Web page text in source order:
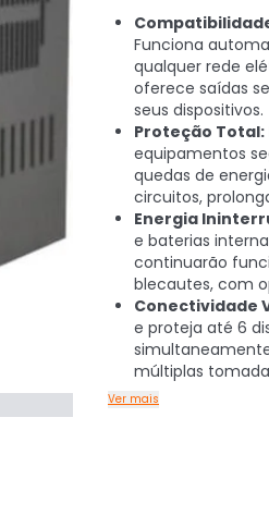
Funciona
qualquer rede
oferece saídas
seus dispositivos.
Proteção Total:
equipamentos
quedas de
circuitos,
Energia
e baterias
continuarão
blecautes, com
Conectividade
e proteja até 6
múltiplas
Ver mais